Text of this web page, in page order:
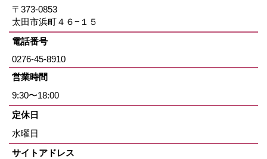
〒373-0853
太田市浜町４６−１５
電話番号
0276-45-8910
営業時間
9:30〜18:00
定休日
水曜日
サイトアドレス